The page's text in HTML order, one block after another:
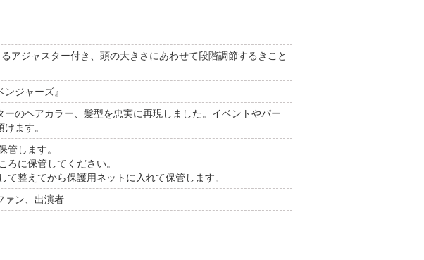
アジャスター付き、頭の大きさにあわせて段階調節するきこと
ジャーズ』
のヘアカラー、髪型を忠実に再現しました。イベントやパー
ます。
管します。
に保管してください。
整えてから保護用ネットに入れて保管します。
ァン、出演者